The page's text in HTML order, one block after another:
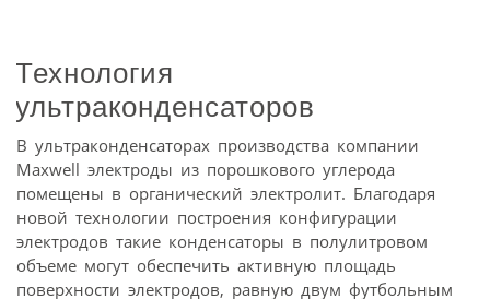
Технология
ультраконденсаторов
В ультраконденсаторах производства компании
Maxwell электроды из порошкового углерода
помещены в органический электролит. Благодаря
новой технологии построения конфигурации
электродов такие конденсаторы в полулитровом
объеме могут обеспечить активную площадь
поверхности электродов, равную двум футбольным